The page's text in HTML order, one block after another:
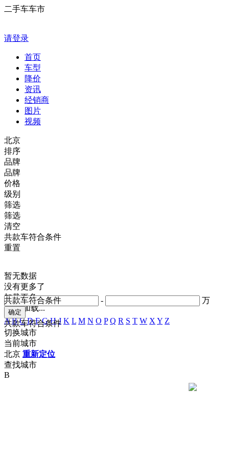
二手车车市
请登录
首页
车型
降价
资讯
经销商
图片
视频
北京
排序
品牌
品牌
价格
- 万
共款车符合条件
级别
共款车符合条件
筛选
筛选
清空
共款车符合条件
重置
暂无数据
没有更多了
加载更多
正在加载...
A B C D F G H J K L M N O P Q R S T W X Y Z
切换城市
当前城市
北京 重新定位
查找城市
B